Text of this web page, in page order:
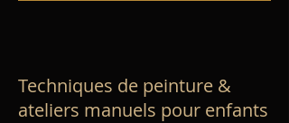
Techniques de peinture &
ateliers manuels pour enfants